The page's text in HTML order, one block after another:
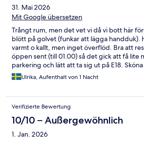
31. Mai 2026
Mit Google übersetzen
Trångt rum, men det vet vi då vi bott här
blött på golvet (funkar att lägga handduk).
varmt o kallt, men inget överflöd. Bra att
öppen sent (till 01.00) så det gick att få lite
parkering och lätt att ta sig ut på E18.
mörkläggningsgardiner.
Ulrika, Aufenthalt von 1 Nacht
Verifizierte Bewertung
10/10 – Außergewöhnlich
1. Jan. 2026